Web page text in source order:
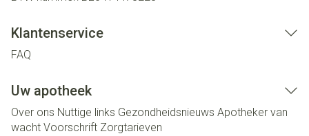
Klantenservice
FAQ
Uw apotheek
Over ons Nuttige links Gezondheidsnieuws Apotheker van
wacht Voorschrift Zorgtarieven